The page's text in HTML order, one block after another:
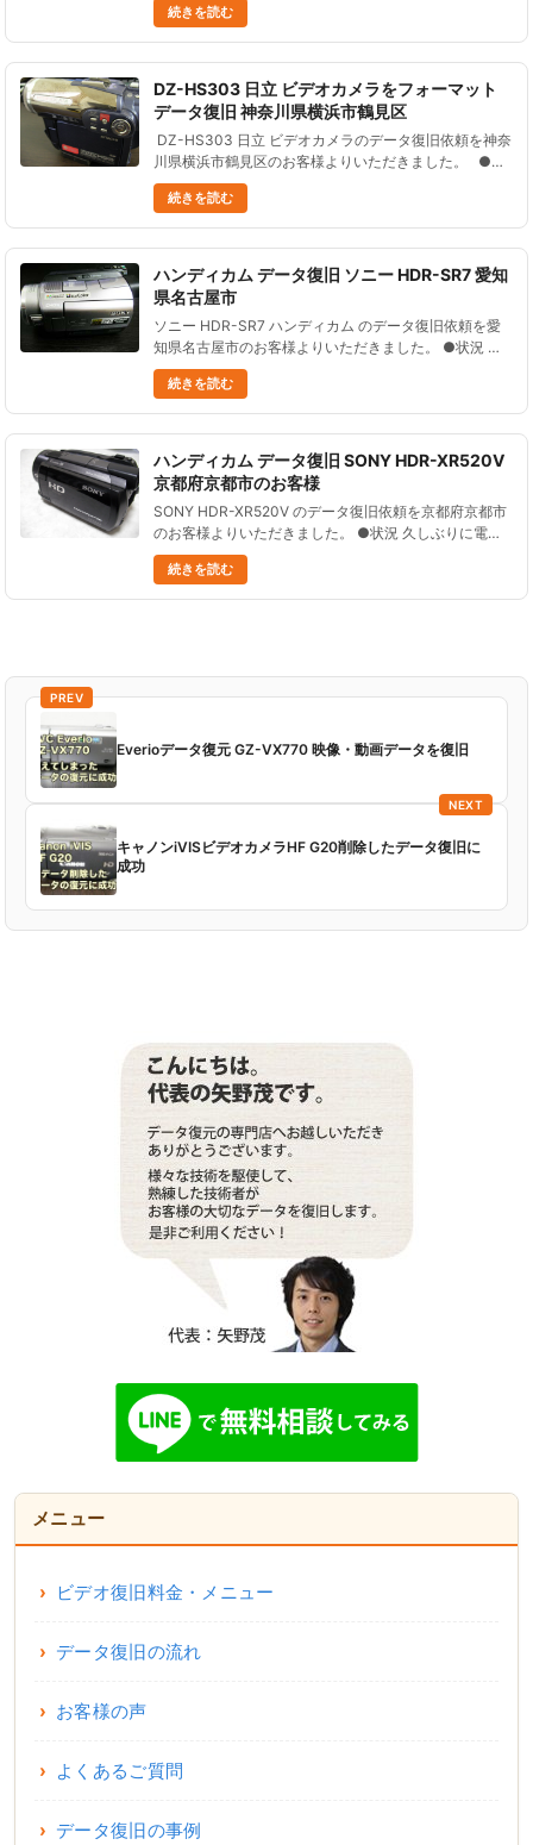
れたビデオカメラです。 内蔵......
続きを読む
DZ-HS303 日立 ビデオカメラをフォーマット
データ復旧 神奈川県横浜市鶴見区
DZ-HS303 日立 ビデオカメラのデータ復旧依頼を神奈
川県横浜市鶴見区のお客様よりいただきました。 ●状
況運動会を録画していたところ、フォーマットして下さ
いと表示されるようになった。さらに、指示に従いフォ
ーマッ......
続きを読む
ハンディカム データ復旧 ソニー HDR-SR7 愛知
県名古屋市
ソニー HDR-SR7 ハンディカム のデータ復旧依頼を愛
知県名古屋市のお客様よりいただきました。 ●状況 デ
ータをパソコンに移す作業をしている時に ハンディカ
ムのデータが消えてしまった。 その後新たな収録はし
ていない。......
続きを読む
ハンディカム データ復旧 SONY HDR-XR520V
京都府京都市のお客様
SONY HDR-XR520V のデータ復旧依頼を京都府京都市
のお客様よりいただきました。 ●状況 久しぶりに電源
を入れたら １、２年前に撮影した動画、静止画のデー
タが全部消えていた。 さらにその後、写真７、動画２
ファイ......
続きを読む
PREV
Everioデータ復元 GZ-VX770 映像・動画データを復旧
NEXT
キャノンiVISビデオカメラHF G20削除したデータ復旧に
成功
メニュー
ビデオ復旧料金・メニュー
データ復旧の流れ
お客様の声
よくあるご質問
データ復旧の事例